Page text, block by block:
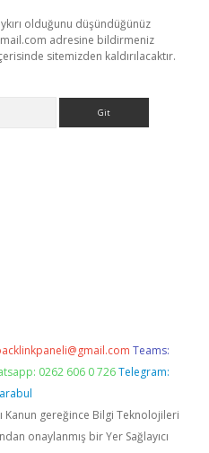
olduğunu düşündüğünüz
adresine bildirmeniz
sitemizden kaldırılacaktır.
Teams:
0262 606 0 726 Telegram:
Kanun gereğince Bilgi Teknolojileri
onaylanmış bir Yer Sağlayıcı